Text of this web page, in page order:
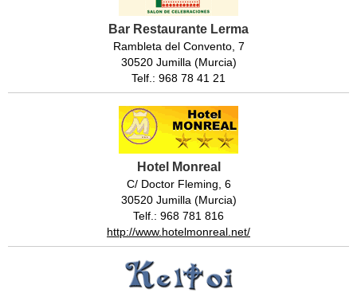
Bar Restaurante Lerma
Rambleta del Convento, 7
30520 Jumilla (Murcia)
Telf.: 968 78 41 21
Hotel Monreal
C/ Doctor Fleming, 6
30520 Jumilla (Murcia)
Telf.: 968 781 816
http://www.hotelmonreal.net/